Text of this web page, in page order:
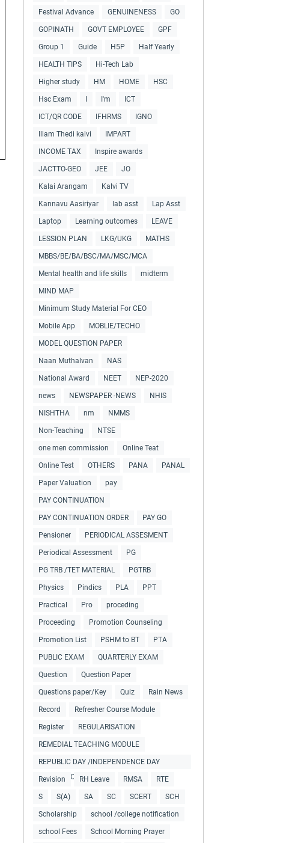
Festival Advance GENUINENESS GO
GOPINATH GOVT EMPLOYEE GPF
Group 1 Guide H5P Half Yearly
HEALTH TIPS Hi-Tech Lab
Higher study HM HOME HSC
Hsc Exam I'm ICT
ICT/QR CODE IFHRMS IGNO
Illam Thedi kalvi IMPART
INCOME TAX Inspire awards
JACTTO-GEO JEE JO
Kalai Arangam Kalvi TV
Kannavu Aasiriyar lab asst Lap Asst
Laptop Learning outcomes LEAVE
LESSION PLAN LKG/UKG MATHS
MBBS/BE/BA/BSC/MA/MSC/MCA
Mental health and life skills midterm
MIND MAP
Minimum Study Material For CEO
Mobile App MOBLIE/TECHO
MODEL QUESTION PAPER
Naan Muthalvan NAS
National Award NEET NEP-2020
news NEWSPAPER -NEWS NHIS
NISHTHA nm NMMS
Non-Teaching NTSE
one men commission Online Teat
Online Test OTHERS PANA PANAL
Paper Valuation pay
PAY CONTINUATION
PAY CONTINUATION ORDER PAY GO
Pensioner PERIODICAL ASSESMENT
Periodical Assessment PG
PG TRB /TET MATERIAL PGTRB
Physics Pindics PLA PPT
Practical Pro proceding
Proceeding Promotion Counseling
Promotion List PSHM to BT PTA
PUBLIC EXAM QUARTERLY EXAM
Question Question Paper
Questions paper/Key Quiz Rain News
Record Refresher Course Module
Register REGULARISATION
REMEDIAL TEACHING MODULE
REPUBLIC DAY /INDEPENDENCE DAY
COLLECTIONS
Revision RH Leave RMSA RTE
S S(A) SA SC SCERT SCH
Scholarship school /college notification
school Fees School Morning Prayer